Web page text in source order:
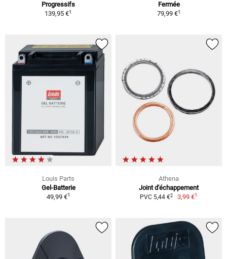
Progressifs
139,95 €1
Fermée
79,99 €1
Louis Parts
Gel-Batterie
49,99 €1
Athena
Joint d'échappement
PVC 5,44 €2 3,99 €1